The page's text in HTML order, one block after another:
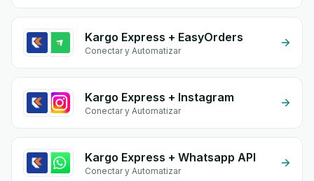
Kargo Express + EasyOrders
Conectar y Automatizar
Kargo Express + Instagram
Conectar y Automatizar
Kargo Express + Whatsapp API
Conectar y Automatizar